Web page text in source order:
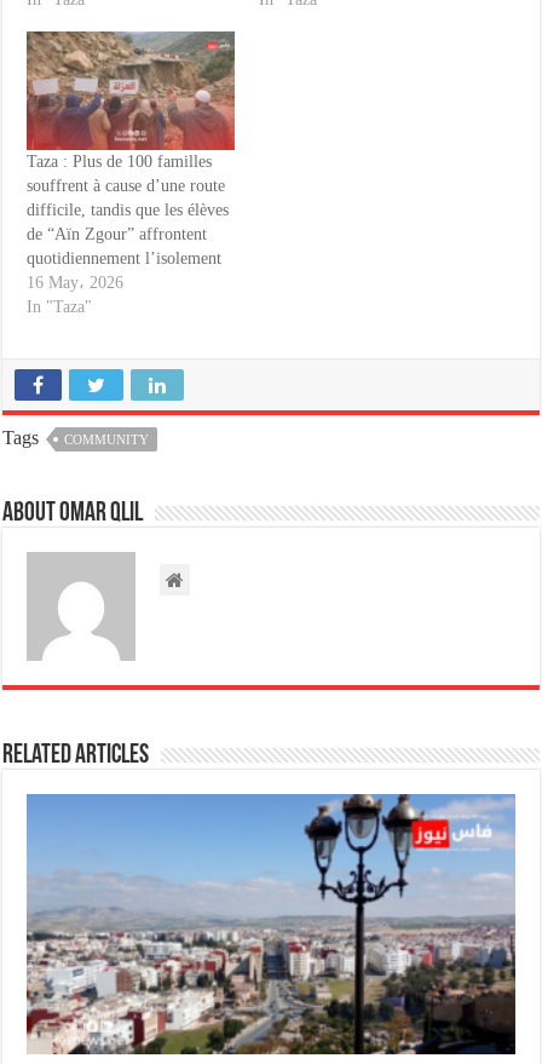
Taza : Plus de 100 familles
souffrent à cause d’une route
difficile, tandis que les élèves
de “Aïn Zgour” affrontent
quotidiennement l’isolement
16 May، 2026
In "Taza"
Tags COMMUNITY
About omar qlil
Related Articles